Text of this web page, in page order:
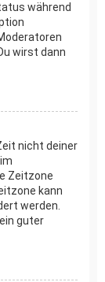
während
wirst dann
nicht deiner
Zeitzone
kann
werden.
guter